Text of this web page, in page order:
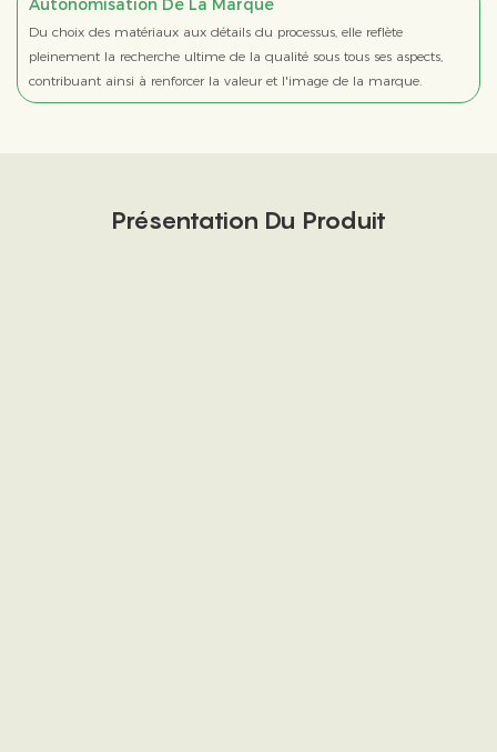
Autonomisation De La Marque
Du choix des matériaux aux détails du processus, elle reflète
pleinement la recherche ultime de la qualité sous tous ses aspects,
contribuant ainsi à renforcer la valeur et l'image de la marque.
Présentation Du Produit